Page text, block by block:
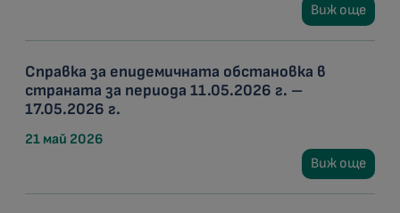
Виж още
Справка за епидемичната обстановка в
страната за периода 11.05.2026 г. –
17.05.2026 г.
21 май 2026
Виж още